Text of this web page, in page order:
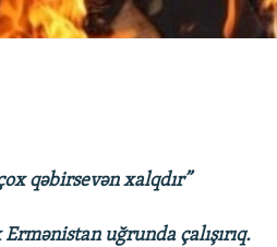
qəbirsevən xalqdır”
uğrunda çalışırıq.